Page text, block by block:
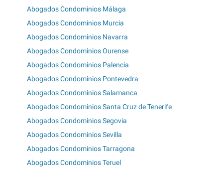
Abogados Condominios Málaga
Abogados Condominios Murcia
Abogados Condominios Navarra
Abogados Condominios Ourense
Abogados Condominios Palencia
Abogados Condominios Pontevedra
Abogados Condominios Salamanca
Abogados Condominios Santa Cruz de Tenerife
Abogados Condominios Segovia
Abogados Condominios Sevilla
Abogados Condominios Tarragona
Abogados Condominios Teruel